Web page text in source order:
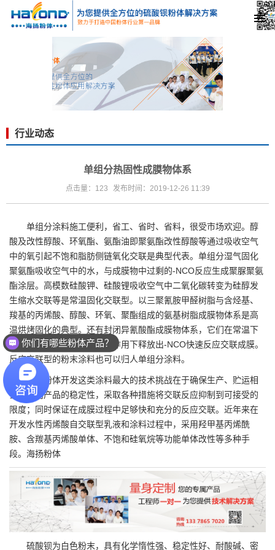
行业动态
单组分热固性成膜物体系
点击量：123 发布时间：2019-12-26 11:39
单组分涂料施工便利，省工、省时、省料，很受市场欢迎。醇
酸及改性醇酸、环氧酯、氨酯油即聚氨酯改性醇酸等通过吸收空气
中的氧引起不饱和脂肪侧链氧化交联是典型代表。单组分湿气固化
聚氨酯吸收空气中的水，与成膜物中过剩的-NCO反应生成聚脲聚氨
酯涂层。高模数硅酸钾、硅酸锂吸收空气中二氧化碳转变为硅醇发
生缩水交联等是常温固化交联型。以三聚氰胺甲醛树脂与含烃基、
羧基的丙烯酸、醇酸、环氧、聚酯组成的氨基树脂成膜物体系是高
温烘烤固化的典型。还有封闭异氰酸酯成膜物体系，它们在常温下
足够稳定，加热并在催化剂作用下释放出-NCO快速反应交联成膜。
反应交联型的粉末涂料也可以归人单组分涂料。
海扬粉体开发这类涂料最大的技术挑战在于确保生产、贮运相
当期限内产品的稳定性，采取各种措施将交联反应抑制到可接受的
限度；同时保证在成膜过程中足够快和充分的反应交联。近年来在
开发水性丙烯酸自交联型乳液和涂料过程中，采用羟甲基丙烯酰
胺、含羰基丙烯酸单体、不饱和硅氧烷等功能单体改性等多种手
段。海扬粉体
硫酸钡为白色粉末，具有化学惰性强、稳定性好、耐酸碱、密
你们有哪些粉体产品？